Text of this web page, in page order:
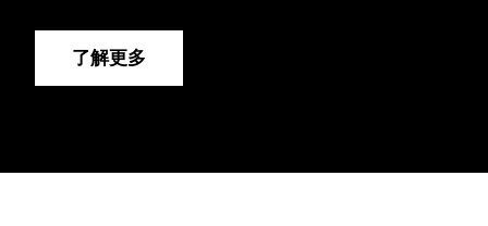
了解更多